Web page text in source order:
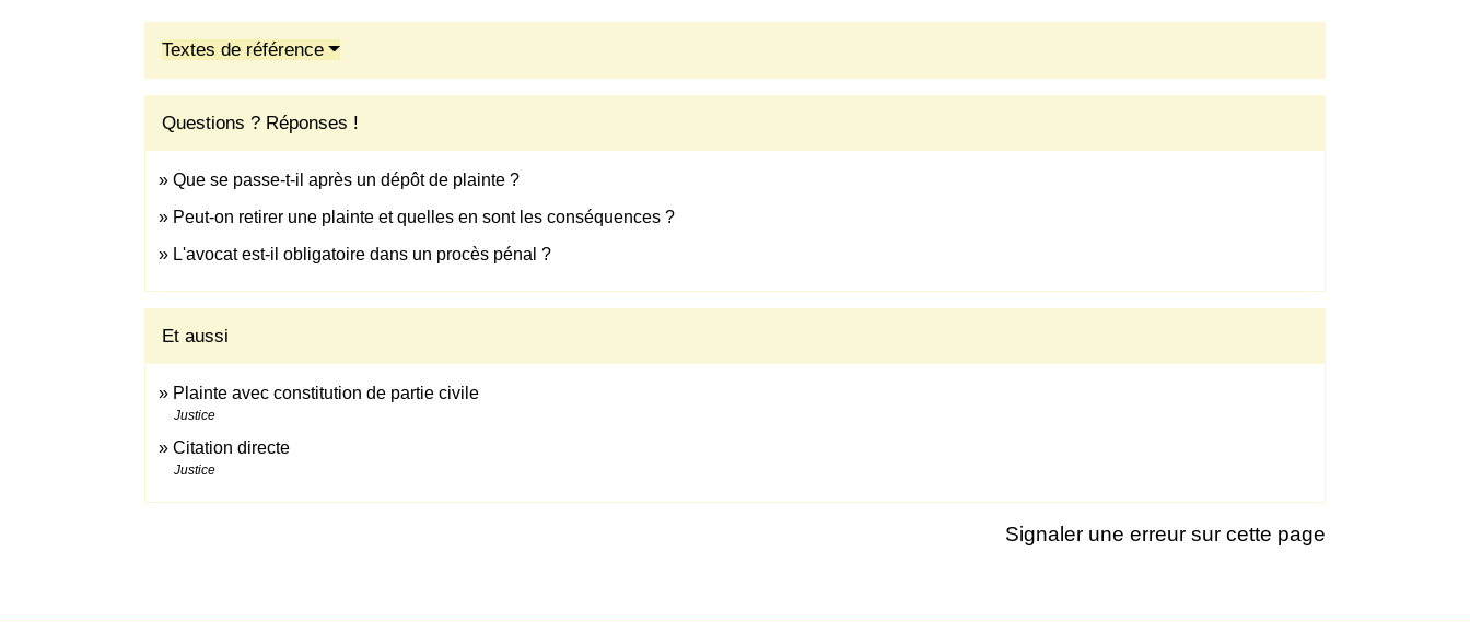
Textes de référence
Questions ? Réponses !
Que se passe-t-il après un dépôt de plainte ?
Peut-on retirer une plainte et quelles en sont les conséquences ?
L'avocat est-il obligatoire dans un procès pénal ?
Et aussi
Plainte avec constitution de partie civile
Justice
Citation directe
Justice
Signaler une erreur sur cette page